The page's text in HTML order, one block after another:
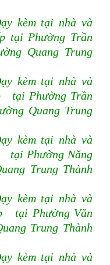
kèm tại nhà và
tại Phường Trần
Quang Trung
kèm tại nhà và
tại Phường Trần
Quang Trung
kèm tại nhà và
tại Phường Năng
Trung Thành
kèm tại nhà và
tại Phường Văn
Trung Thành
kèm tại nhà và